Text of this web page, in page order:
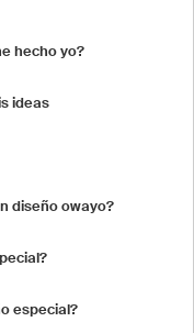
hecho yo?
ideas
diseño owayo?
especial?